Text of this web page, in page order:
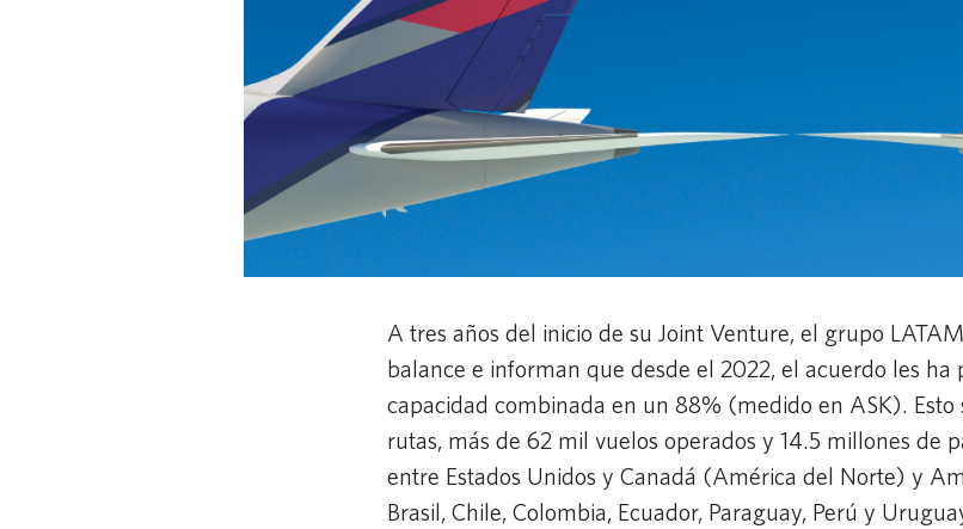
A tres años del inicio de su Joint Venture, el grupo
balance e informan que desde el 2022, el acuerdo les
capacidad combinada en un 88% (medido en ASK). Esto
rutas, más de 62 mil vuelos operados y 14.5 millones de
entre Estados Unidos y Canadá (América del Norte) y
Brasil, Chile, Colombia, Ecuador, Paraguay, Perú y